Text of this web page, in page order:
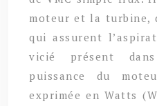
moteur et la turbine,
qui assurent
vicié présent
puissance du
exprimée en Watts